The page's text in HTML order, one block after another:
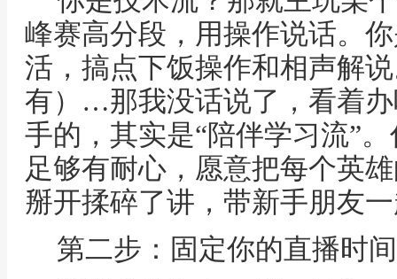
峰赛高分段，用操作说话。
活，搞点下饭操作和相声解
有）…那我没话说了，看着
手的，其实是“陪伴学习流”
足够有耐心，愿意把每个英
掰开揉碎了讲，带新手朋友
第二步：固定你的直播时间